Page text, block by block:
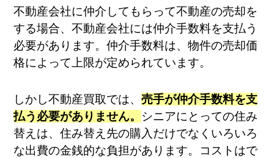
不動産会社に仲介してもらって不動産の売却を
する場合、不動産会社には仲介手数料を支払う
必要があります。仲介手数料は、物件の売却価
格によって上限が定められています。
しかし不動産買取では、売手が仲介手数料を支
払う必要がありません。 シニアにとっての住み
替えは、住み替え先の購入だけでなくいろいろ
な出費の金銭的な負担があります。コストはで